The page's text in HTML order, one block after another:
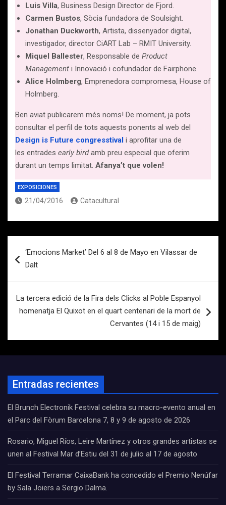
Luis Villa, Business Design Director de Fjord.
Carmen Bustos, Sòcia fundadora de Soulsight.
Jonathan Duckworth, Artista, dissenyador digital,
investigador, director CiART Lab – RMIT University.
Miquel Ballester, Responsable de Product
Management i Innovació i cofundador de Fairphone.
Alice Holmberg, Emprenedora compromesa, House of
Holmberg.
Ben aviat publicarem més noms! De moment, ja pots
consultar el perfil de tots aquests ponents al web del
Design is Future congresstival i aprofitar una de
les entrades early birdamb preu especial que oferim
durant un temps limitat. Afanya’t que volen!
EXPOSICIONES
21/04/2016 Catacultural
de
‘Emocions Market’ Del 6 al 8 de Mayo en Vilassar de
Dalt
La tercera edició de la Fira dels Clicks al Poble Espanyol
homenatja El Quixot en el quart centenari de la mort de
Cervantes (14 i 15 de maig)
Entradas recientes
El Brunch Electronik Festival celebra su macro-evento anual en
el Parc del Fòrum Barcelona 7, 8 y 9 de agosto de 2026
Rosario, Miguel Ríos, Leire Martínez y otros grandes artistas se
unen al Festival Mar d’Estiu del 31 de julio al 17 de agosto
El Festival Terramar CaixaBank ha concedido el Premio Nenúfar
by Sala Joiers a Sergio Dalma.